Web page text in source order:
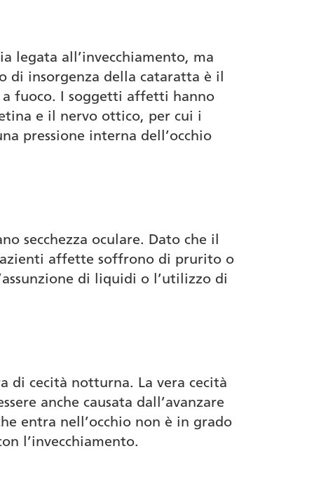
legata all’invecchiamento, ma
di insorgenza della cataratta è il
a fuoco. I soggetti affetti hanno
e il nervo ottico, per cui i
pressione interna dell’occhio
secchezza oculare. Dato che il
affette soffrono di prurito o
di liquidi o l’utilizzo di
di cecità notturna. La vera cecità
anche causata dall’avanzare
entra nell’occhio non è in grado
l’invecchiamento.